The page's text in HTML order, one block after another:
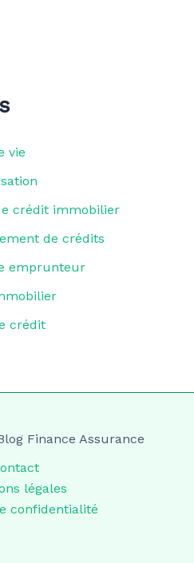
vie
crédit immobilier
de crédits
emprunteur
crédit
Finance Assurance
légales
confidentialité